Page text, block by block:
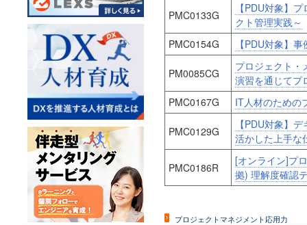
PMC0133G
【PDU対象】
クト管理実践～
PMC0154G
【PDU対象】
PM0085CG
プロジェクト・
演習を通じてプ
PMC0167G
IT人材のための
PMC0129G
【PDU対象】
活かした上手な
PMC0186R
[オンライン]プ
拠) 理解度確認
プロジェクトマネジメント応用力